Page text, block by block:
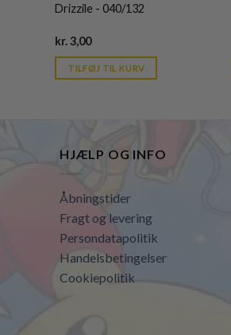
Drizzile - 040/132
kr.3,00Current
is:
kr. 39,95.
TILFØJ TIL KURV
HJÆLP OG INFO
Åbningstider
Fragt og levering
Persondatapolitik
Handelsbetingelser
Cookiepolitik